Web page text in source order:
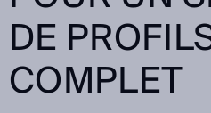
DE
COMPLET